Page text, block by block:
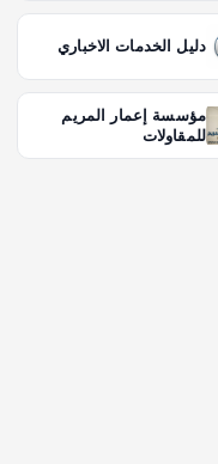
دليل الخدمات الاخباري
مؤسسة إعمار المريم
للمقاولات